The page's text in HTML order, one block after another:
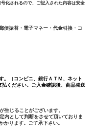
化されるので、ご記入された内容は安全
便振替・電子マネー・代金引換・コ
。（コンビニ、銀行ＡＴＭ、ネット
ください。ご入金確認後、商品発送
生じることがございます。
内として判断をさせて頂いておりま
かります。ご了承下さい。